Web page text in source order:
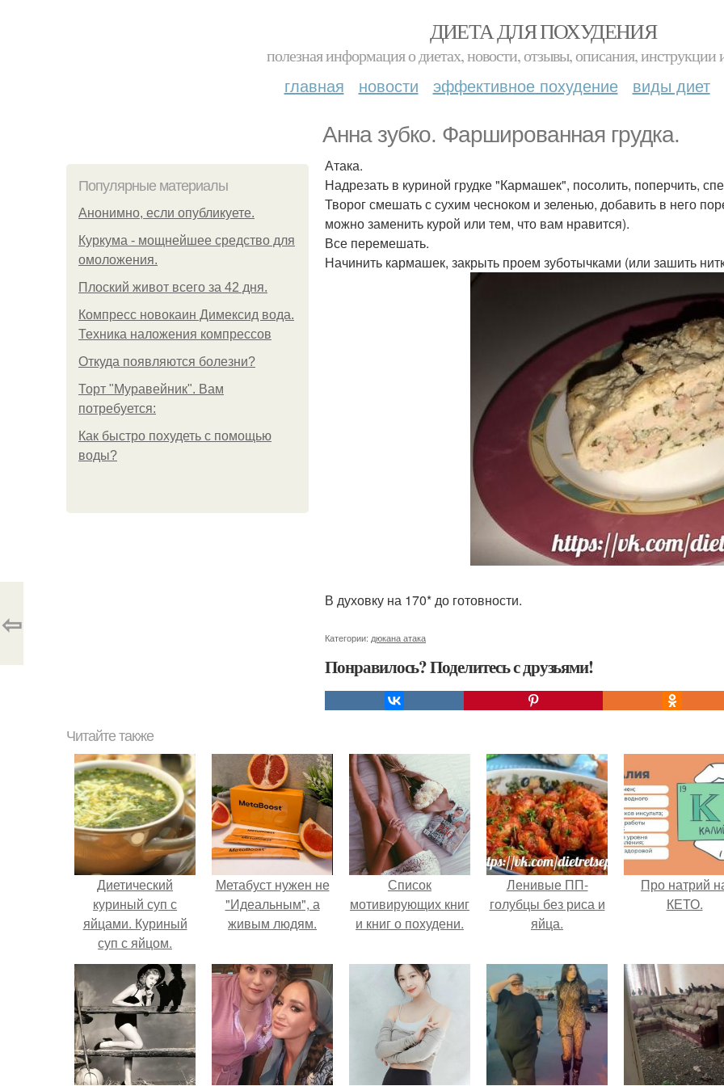
ДИЕТА ДЛЯ ПОХУДЕНИЯ
полезная информация о диетах, новости, отзывы, описания, инструкции
главная новости эффективное похудение виды диет
Анна зубко. Фаршированная грудка.
Популярные материалы
Анонимно, если опубликуете.
Куркума - мощнейшее средство для
омоложения.
Плоский живот всего за 42 дня.
Компресс новокаин Димексид вода.
Техника наложения компрессов
Откуда появляются болезни?
Торт "Муравейник". Вам
потребуется:
Как быстро похудеть с помощью
воды?
Атака.
Надрезать в куриной грудке "Кармашек", посолить, поперчить,
Творог смешать с сухим чесноком и зеленью, добавить в него
можно заменить курой или тем, что вам нравится).
Все перемешать.
Начинить кармашек, закрыть проем зуботычками (или зашить
В духовку на 170* до готовности.
Категории: дюкана атака
Понравилось? Поделитесь с друзьями!
⇦
Читайте также
Диетический
куриный суп с
яйцами. Куриный
суп с яйцом.
Метабуст нужен не
"Идеальным", а
живым людям.
Список
мотивирующих книг
и книг о похудени.
Ленивые ПП-
голубцы без риса и
яйца.
Про натрий
КЕТО.